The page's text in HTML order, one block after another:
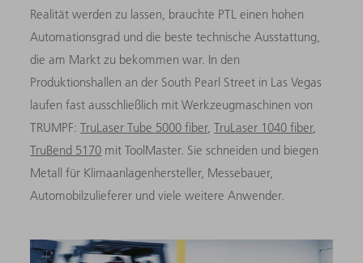
Realität werden zu lassen, brauchte PTL einen hohen
Automationsgrad und die beste technische Ausstattung,
die am Markt zu bekommen war. In den
Produktionshallen an der South Pearl Street in Las Vegas
laufen fast ausschließlich mit Werkzeugmaschinen von
TRUMPF:TruLaser Tube 5000 fiber,TruLaser 1040 fiber,
TruBend 5170 mit ToolMaster. Sie schneiden und biegen
Metall für Klimaanlagenhersteller, Messebauer,
Automobilzulieferer und viele weitere Anwender.